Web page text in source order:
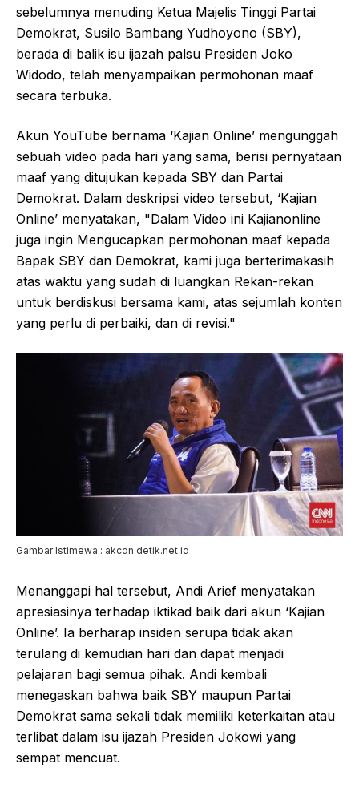
sebelumnya menuding Ketua Majelis Tinggi Partai
Demokrat, Susilo Bambang Yudhoyono (SBY),
berada di balik isu ijazah palsu Presiden Joko
Widodo, telah menyampaikan permohonan maaf
secara terbuka.
Akun YouTube bernama ‘Kajian Online’ mengunggah
sebuah video pada hari yang sama, berisi pernyataan
maaf yang ditujukan kepada SBY dan Partai
Demokrat. Dalam deskripsi video tersebut, ‘Kajian
Online’ menyatakan, "Dalam Video ini Kajianonline
juga ingin Mengucapkan permohonan maaf kepada
Bapak SBY dan Demokrat, kami juga berterimakasih
atas waktu yang sudah di luangkan Rekan-rekan
untuk berdiskusi bersama kami, atas sejumlah konten
yang perlu di perbaiki, dan di revisi."
Gambar Istimewa : akcdn.detik.net.id
Menanggapi hal tersebut, Andi Arief menyatakan
apresiasinya terhadap iktikad baik dari akun ‘Kajian
Online’. Ia berharap insiden serupa tidak akan
terulang di kemudian hari dan dapat menjadi
pelajaran bagi semua pihak. Andi kembali
menegaskan bahwa baik SBY maupun Partai
Demokrat sama sekali tidak memiliki keterkaitan atau
terlibat dalam isu ijazah Presiden Jokowi yang
sempat mencuat.